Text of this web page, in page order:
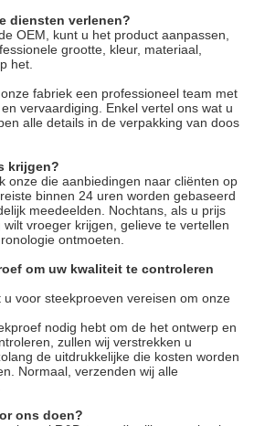
diensten verlenen?
OEM, kunt u het product aanpassen,
grootte, kleur, materiaal,
het.
fabriek een professioneel team met
vervaardiging. Enkel vertel ons wat u
alle details in de verpakking van doos
krijgen?
onze die aanbiedingen naar cliënten op
binnen 24 uren worden gebaseerd
meedeelden. Nochtans, als u prijs
vroeger krijgen, gelieve te vertellen
ontmoeten.
om uw kwaliteit te controleren
u voor steekproeven vereisen om onze
nodig hebt om de het ontwerp en
zullen wij verstrekken u
de uitdrukkelijke die kosten worden
Normaal, verzenden wij alle
ons doen?